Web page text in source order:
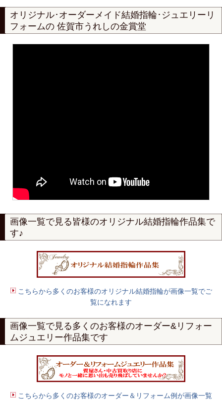
オリジナル･オーダーメイド結婚指輪･ジュエリーリ
フォームの 佐賀市うれしの金賞堂
画像一覧で見る 皆様のオリジナル結婚指輪作品集で
す♪
こちらから多くのお客様のオリジナル結婚指輪が画像一覧でご
覧になれます
画像一覧で見る多くのお客様のオーダー& リフォー
ムジュエリー作品集です
こちらから多くのお客様のオーダー＆リフォーム例が画像一覧